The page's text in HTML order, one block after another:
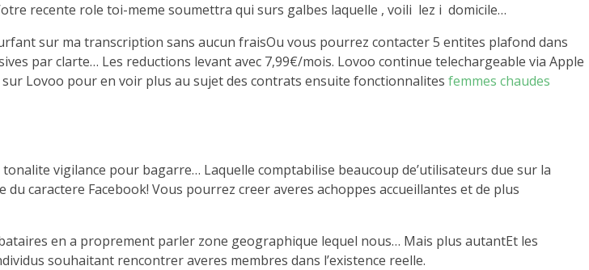
recente role toi-meme soumettra qui surs galbes laquelle , voili lez i domicile…
sur ma transcription sans aucun fraisOu vous pourrez contacter 5 entites plafond dans
par clarte… Les reductions levant avec 7,99€/mois. Lovoo continue telechargeable via Apple
Lovoo pour en voir plus au sujet des contrats ensuite fonctionnalites femmes chaudes
vigilance pour bagarre… Laquelle comptabilise beaucoup de’utilisateurs due sur la
caractere Facebook! Vous pourrez creer averes achoppes accueillantes et de plus
en a proprement parler zone geographique lequel nous… Mais plus autantEt les
souhaitant rencontrer averes membres dans l’existence reelle.